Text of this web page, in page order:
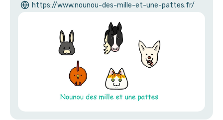
https://www.nounou-des-mille-et-une-pattes.fr/